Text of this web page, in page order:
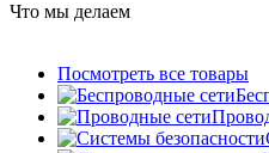
Что мы делаем
Посмотреть все товары